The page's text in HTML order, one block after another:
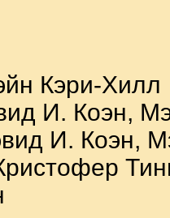
Кэри-Хилл
И. Коэн,
И. Коэн,